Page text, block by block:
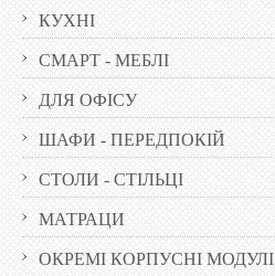
КУХНI
СМАРТ - МЕБЛІ
ДЛЯ ОФІСУ
ШАФИ - ПЕРЕДПОКІЙ
СТОЛИ - СТІЛЬЦІ
МАТРАЦИ
ОКРЕМІ КОРПУСНІ МОДУЛІ